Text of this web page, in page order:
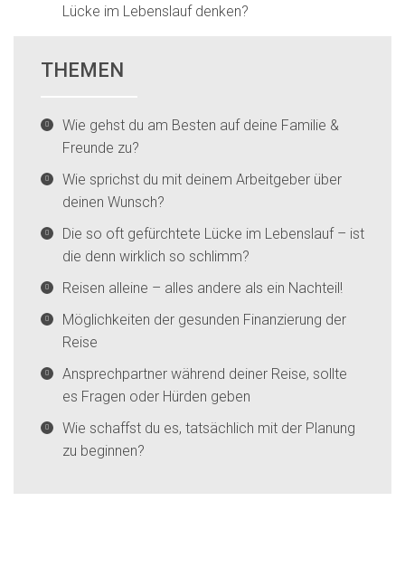
Lücke im Lebenslauf denken?
THEMEN
Wie gehst du am Besten auf deine Familie &
Freunde zu?
Wie sprichst du mit deinem Arbeitgeber über
deinen Wunsch?
Die so oft gefürchtete Lücke im Lebenslauf – ist
die denn wirklich so schlimm?
Reisen alleine – alles andere als ein Nachteil!
Möglichkeiten der gesunden Finanzierung der
Reise
Ansprechpartner während deiner Reise, sollte
es Fragen oder Hürden geben
Wie schaffst du es, tatsächlich mit der Planung
zu beginnen?